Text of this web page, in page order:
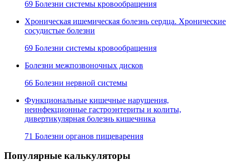
69 Болезни системы кровообращения
Хроническая ишемическая болезнь сердца. Хронические
сосудистые болезни
69 Болезни системы кровообращения
Болезни межпозвоночных дисков
66 Болезни нервной системы
Функциональные кишечные нарушения,
неинфекционные гастроэнтериты и колиты,
дивертикулярная болезнь кишечника
71 Болезни органов пищеварения
Популярные калькуляторы